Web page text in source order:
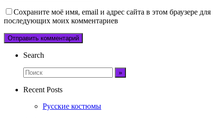
Сохраните моё имя, email и адрес сайта в этом браузере для
последующих моих комментариев
Search
Recent Posts
Русские костюмы